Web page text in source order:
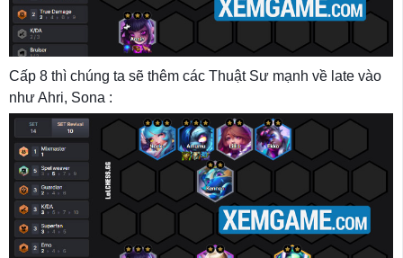
Cấp 8 thì chúng ta sẽ thêm các Thuật Sư mạnh về late vào
như Ahri, Sona :